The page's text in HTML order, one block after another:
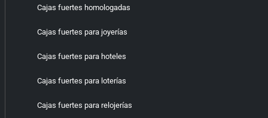
Cajas fuertes homologadas
Cajas fuertes para joyerías
Cajas fuertes para hoteles
Cajas fuertes para loterías
Cajas fuertes para relojerías